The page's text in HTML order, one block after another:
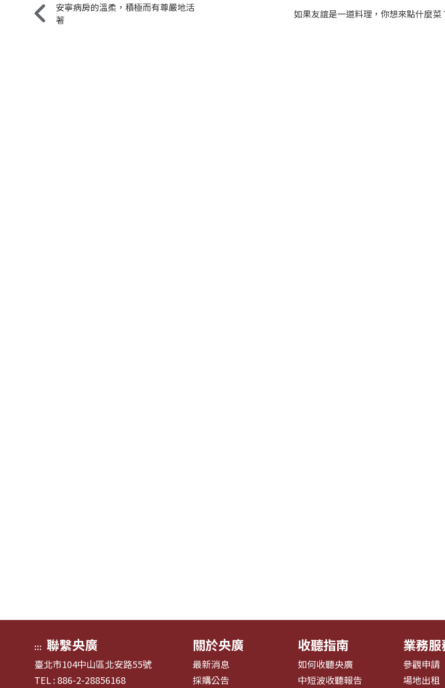
安寧病房的溫柔，積極而有尊嚴地活
著
如果友誼是一道料理，你想來點什麼菜
::: 聯繫央廣
臺北市104中山區北安路55號
TEL : 886-2-28856168
關於央廣
最新消息
採購公告
收聽指南
如何收聽央廣
中短波收聽報告
業務服
參觀申請
場地出租